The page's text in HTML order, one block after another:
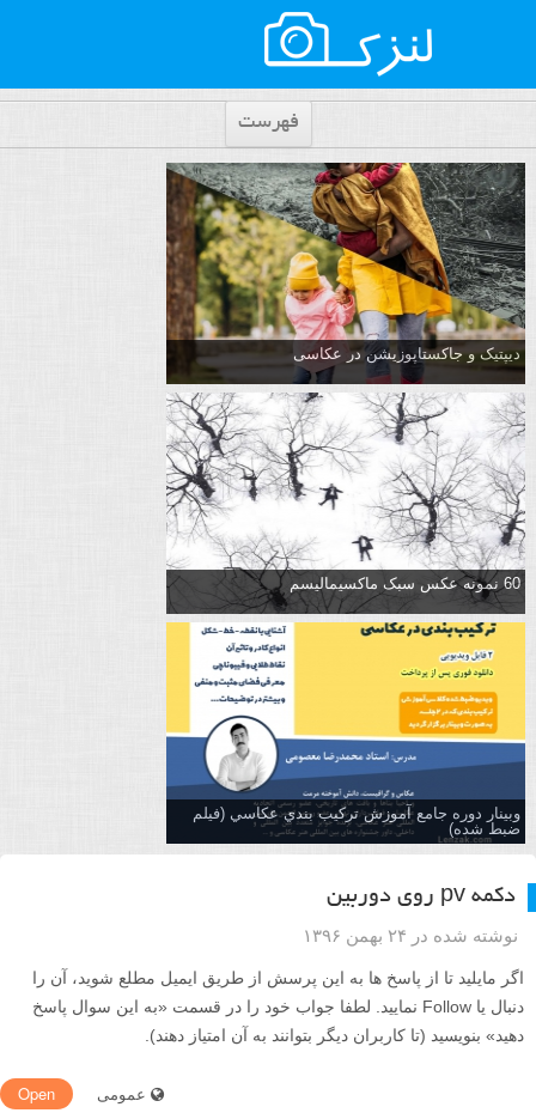
فهرست
دیپتیک و جاکستا‌پوزیشن در عکاسی
60 نمونه عکس سبک ماکسیمالیسم
وبینار دوره جامع آموزش تركيب بندي عكاسي (فیلم
ضبط شده)
دکمه pv روی دوربین
نوشته شده در ۲۴ بهمن ۱۳۹۶
اگر مایلید تا از پاسخ ها به این پرسش از طریق ایمیل مطلع شوید، آن را
دنبال یا Follow نمایید. لطفا جواب خود را در قسمت «به این سوال پاسخ
دهید» بنویسید (تا کاربران دیگر بتوانند به آن امتیاز دهند).
Open عمومی